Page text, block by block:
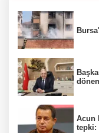
Acun
tepki: